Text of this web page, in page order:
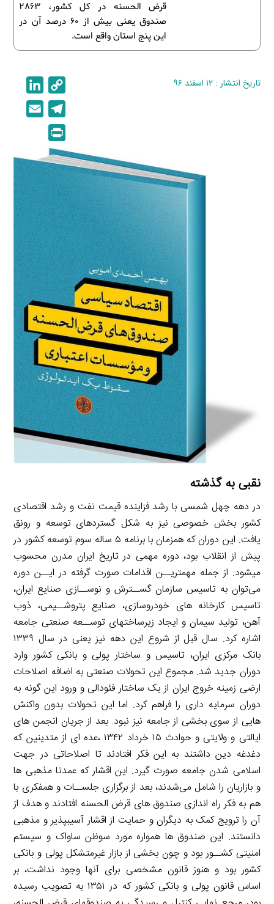
قرض الحسنه در کل کشور، 2863
صندوق یعنی بیش از 60 درصد آن در
این پنج استان واقع است.
تاریخ انتشار : ۱۲ اسفند ۹۶
o
p
y
L
i
n
k
i
n
d
I
n
e
l
e
g
r
a
m
i
r
i
n
t
نقبی به گذشته
در دهه چهل شمسی با رشد فزاینده قیمت نفت و رشد اقتصادی
کشور بخش خصوصی نیز به شکل گستردهای توسعه و رونق
یافت. این دوران که همزمان با برنامه ۵ ساله سوم توسعه کشور در
پیش از انقلاب بود، دوره مهمی در تاریخ ایران مدرن محسوب
میشود. از جمله مهمتریــن اقدامات صورت گرفته در ایــن دوره
می‌توان به تاسیس سازمان گســترش و نوســازی صنایع ایران،
تاسیس کارخانه های خودروسازی، صنایع پتروشــیمی، ذوب
آهن، تولید سیمان و ایجاد زیرساختهای توســعه صنعتی جامعه
اشاره کرد. سال قبل از شروع این دهه نیز یعنی در سال ۱۳۳۹
بانک مرکزی ایران، تاسیس و ساختار پولی و بانکی کشور وارد
دوران جدید شد. مجموع این تحولات صنعتی به اضافه اصلاحات
ارضی زمینه خروج ایران از یک ساختار فئودالی و ورود این گونه به
دوران سرمایه داری را فراهم کرد. اما این تحولات بدون واکنش
هایی از سوی بخشی از جامعه نیز نبود. بعد از جریان انجمن های
ایالتی و ولایتی و حوادث ۱۵ خرداد ۱۳۴۲ ،عده ای از متدینین که
دغدغه دین داشتند به این فکر افتادند تا اصلاحاتی در جهت
اسلامی شدن جامعه صورت گیرد. این اقشار که عمدتا مذهبی ها
و بازاریان را شامل می‌شدند، بعد از برگزاری جلســات و همفکری با
هم به فکر راه اندازی صندوق های قرض الحسنه افتادند و هدف از
آن را ترویج کمک به دیگران و حمایت از اقشار آسیبپذیر و مذهبی
دانستند. این صندوق ها همواره مورد سوظن ساواک و سیستم
امنیتی کشــور بود و چون بخشی از بازار غیرمتشکل پولی و بانکی
کشور بود و هنوز قانون مشخصی برای آنها وجود نداشت، بر
اساس قانون پولی و بانکی کشور که در ۱۳۵۱ به تصویب رسیده